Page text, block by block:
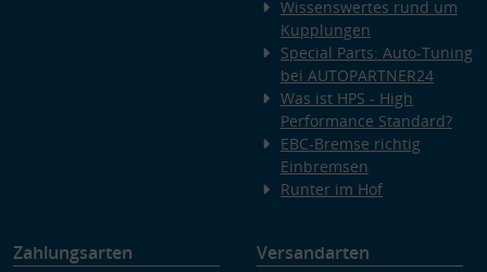
Wissenswertes rund um
Kupplungen
Special Parts: Auto-Tuning
bei AUTOPARTNER24
Was ist HPS - High
Performance Standard?
EBC-Bremse richtig
Einbremsen
Runter im Hof
Zahlungsarten Versandarten